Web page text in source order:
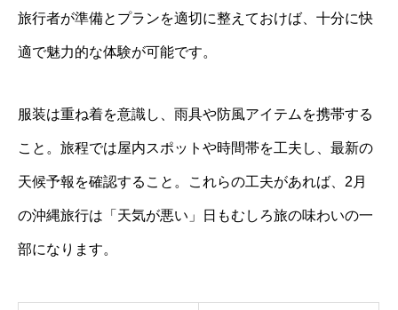
旅行者が準備とプランを適切に整えておけば、十分に快
適で魅力的な体験が可能です。
服装は重ね着を意識し、雨具や防風アイテムを携帯する
こと。旅程では屋内スポットや時間帯を工夫し、最新の
天候予報を確認すること。これらの工夫があれば、2月
の沖縄旅行は「天気が悪い」日もむしろ旅の味わいの一
部になります。